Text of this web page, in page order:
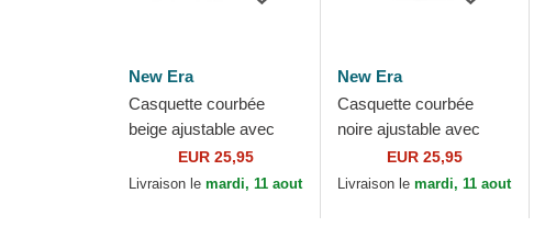
New Era
Casquette courbée
beige ajustable avec
logo beige pour femme
9TWENTY League
EUR 25,95
Livraison lemardi, 11 aout
New Era
Casquette courbée
noire ajustable avec
logo noir 9TWENTY
League Essential Los
EUR 25,95
Livraison lemardi, 11 aout